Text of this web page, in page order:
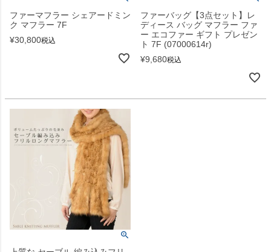
ファーマフラー シェアードミン
ク マフラー 7F
¥30,800税込
ファーバッグ【3点セット】レ
ディース バッグ マフラー ファ
ー エコファー ギフト プレゼン
ト 7F (07000614r)
¥9,680税込